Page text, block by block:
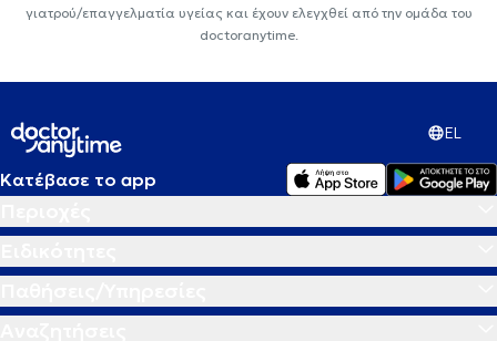
γιατρού/επαγγελματία υγείας και έχουν ελεγχθεί από την ομάδα του
doctoranytime.
EL
Κατέβασε το app